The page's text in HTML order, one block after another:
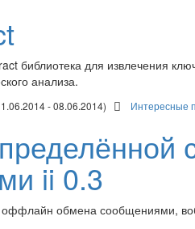
библиотека для извлечения
анализа.
- 08.06.2014) Интересные
ii 0.3
оффлайн обмена сообщениями,